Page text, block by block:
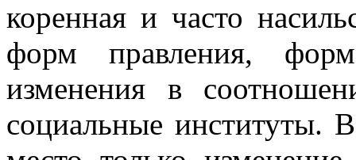
коренная и часто
форм правления, форм
изменения в
социальные институты.